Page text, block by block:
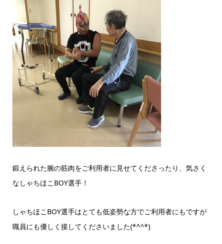
鍛えられた腕の筋肉をご利用者に見せてくださったり、気さく
なしゃちほこBOY選手！
しゃちほこBOY選手はとても低姿勢な方でご利用者にもですが
職員にも優しく接してくださいました(*^^*)